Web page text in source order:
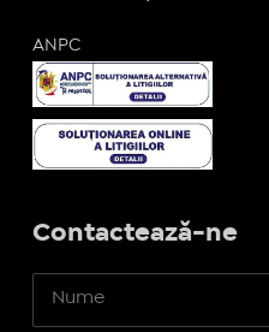
ANPC
Contactează-ne